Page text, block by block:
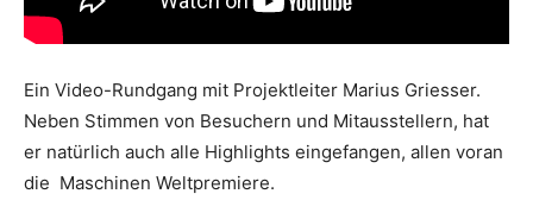
Ein Video-Rundgang mit Projektleiter Marius Griesser.
Neben Stimmen von Besuchern und Mitausstellern, hat
er natürlich auch alle Highlights eingefangen, allen voran
die Maschinen Weltpremiere.